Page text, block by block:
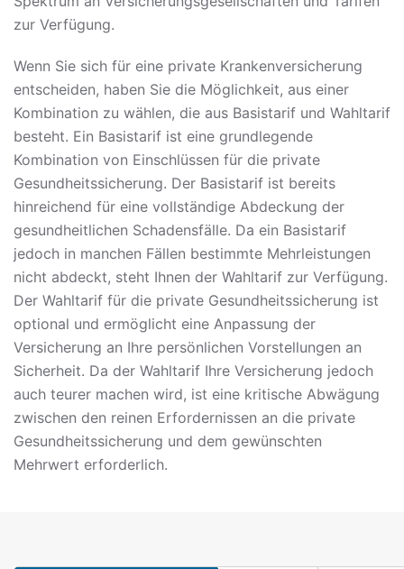
zur Verfügung.
Wenn Sie sich für eine private Krankenversicherung
entscheiden, haben Sie die Möglichkeit, aus einer
Kombination zu wählen, die aus Basistarif und Wahltarif
besteht. Ein Basistarif ist eine grundlegende
Kombination von Einschlüssen für die private
Gesundheitssicherung. Der Basistarif ist bereits
hinreichend für eine vollständige Abdeckung der
gesundheitlichen Schadensfälle. Da ein Basistarif
jedoch in manchen Fällen bestimmte Mehrleistungen
nicht abdeckt, steht Ihnen der Wahltarif zur Verfügung.
Der Wahltarif für die private Gesundheitssicherung ist
optional und ermöglicht eine Anpassung der
Versicherung an Ihre persönlichen Vorstellungen an
Sicherheit. Da der Wahltarif Ihre Versicherung jedoch
auch teurer machen wird, ist eine kritische Abwägung
zwischen den reinen Erfordernissen an die private
Gesundheitssicherung und dem gewünschten
Mehrwert erforderlich.